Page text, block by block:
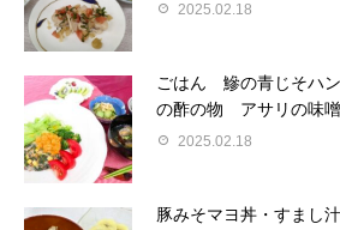
2025.02.18
ごはん 鰺の青じそハ
の酢の物 アサリの味
2025.02.18
豚みそマヨ丼・すまし